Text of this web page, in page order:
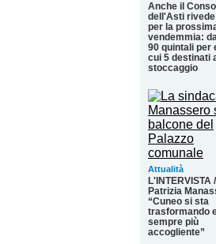
Anche il
dell'Asti
per la
vendemmia:
90 quintali per
cui 5 destinati
stoccaggio
Attualità
L'INTERVISTA /
Patrizia
“Cuneo si sta
trasformando
sempre più
accogliente”